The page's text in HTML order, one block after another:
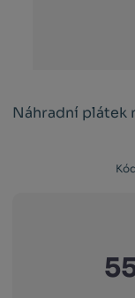
Náhradní plátek